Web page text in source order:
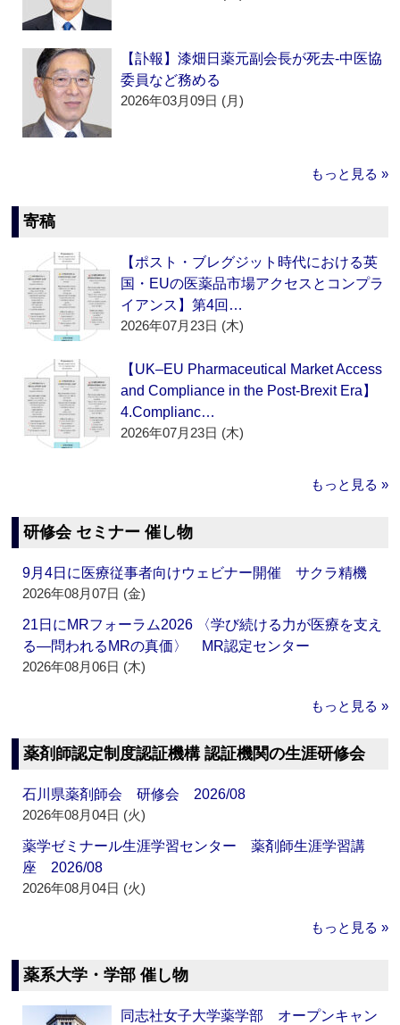
【訃報】漆畑日薬元副会長が死去‐中医協
委員など務める
2026年03月09日 (月)
もっと見る »
寄稿
【ポスト・ブレグジット時代における英
国・EUの医薬品市場アクセスとコンプラ
イアンス】第4回…
2026年07月23日 (木)
【UK–EU Pharmaceutical Market Access
and Compliance in the Post-Brexit Era】
4.Complianc…
2026年07月23日 (木)
もっと見る »
研修会 セミナー 催し物
9月4日に医療従事者向けウェビナー開催 サクラ精機
2026年08月07日 (金)
21日にMRフォーラム2026 〈学び続ける力が医療を支え
る―問われるMRの真価〉 MR認定センター
2026年08月06日 (木)
もっと見る »
薬剤師認定制度認証機構 認証機関の生涯研修会
石川県薬剤師会 研修会 2026/08
2026年08月04日 (火)
薬学ゼミナール生涯学習センター 薬剤師生涯学習講
座 2026/08
2026年08月04日 (火)
もっと見る »
薬系大学・学部 催し物
同志社女子大学薬学部 オープンキャン